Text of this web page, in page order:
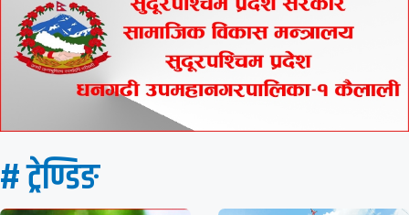
# ट्रेण्डिङ